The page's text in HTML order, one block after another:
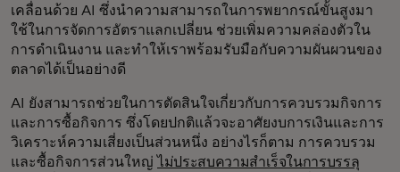
เคลื่อนด้วย AI ซึ่งนำความสามารถในการพยากรณ์ขั้นสูงมา
ใช้ในการจัดการอัตราแลกเปลี่ยน ช่วยเพิ่มความคล่องตัวใน
การดำเนินงาน และทำให้เราพร้อมรับมือกับความผันผวนของ
ตลาดได้เป็นอย่างดี
AI ยังสามารถช่วยในการตัดสินใจเกี่ยวกับการควบรวมกิจการ
และการซื้อกิจการ ซึ่งโดยปกติแล้วจะอาศัยงบการเงินและการ
วิเคราะห์ความเสี่ยงเป็นส่วนหนึ่ง อย่างไรก็ตาม การควบรวม
และซื้อกิจการส่วนใหญ่ ไม่ประสบความสำเร็จในการบรรลุ